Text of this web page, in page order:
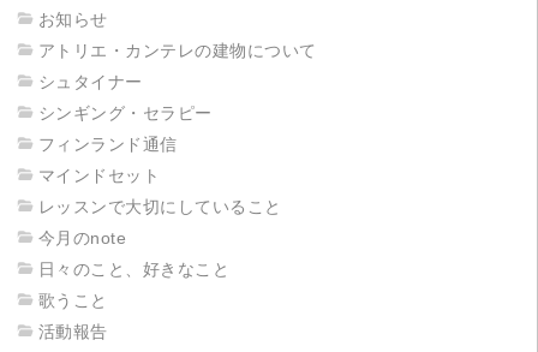
お知らせ
アトリエ・カンテレの建物について
シュタイナー
シンギング・セラピー
フィンランド通信
マインドセット
レッスンで大切にしていること
今月のnote
日々のこと、好きなこと
歌うこと
活動報告